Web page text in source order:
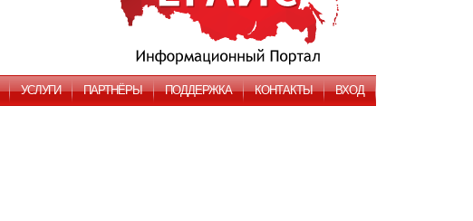
УСЛУГИ ПАРТНЁРЫ ПОДДЕРЖКА КОНТАКТЫ ВХОД